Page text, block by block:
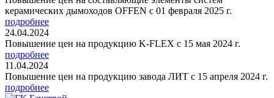
керамических дымоходов OFFEN с 01 февраля 2025 г.
подробнее
24.04.2024
Повышение цен на продукцию K-FLEX с 15 мая 2024 г.
подробнее
11.04.2024
Повышение цен на продукцию завода ЛИТ с 15 апреля 2024 г.
подробнее